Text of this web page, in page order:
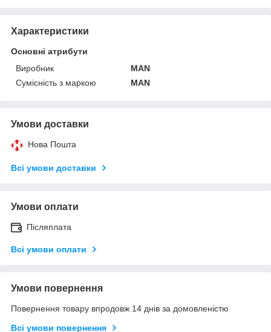
Характеристики
Основні атрибути
Виробник
MAN
Сумісність з маркою
MAN
Умови доставки
Нова Пошта
Всі умови доставки
Умови оплати
Післяплата
Всі умови оплати
Умови повернення
Повернення товару впродовж 14 днів за домовленістю
Всі умови повернення